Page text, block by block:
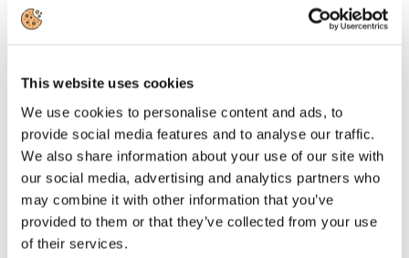
This website uses cookies
We use cookies to personalise content and ads, to
provide social media features and to analyse our traffic.
We also share information about your use of our site with
our social media, advertising and analytics partners who
may combine it with other information that you’ve
provided to them or that they’ve collected from your use
of their services.
Come aderire
Login
Cerca...
UCINA soddisfatta per il regolamento di
attuazione del Sistema telematico
centrale